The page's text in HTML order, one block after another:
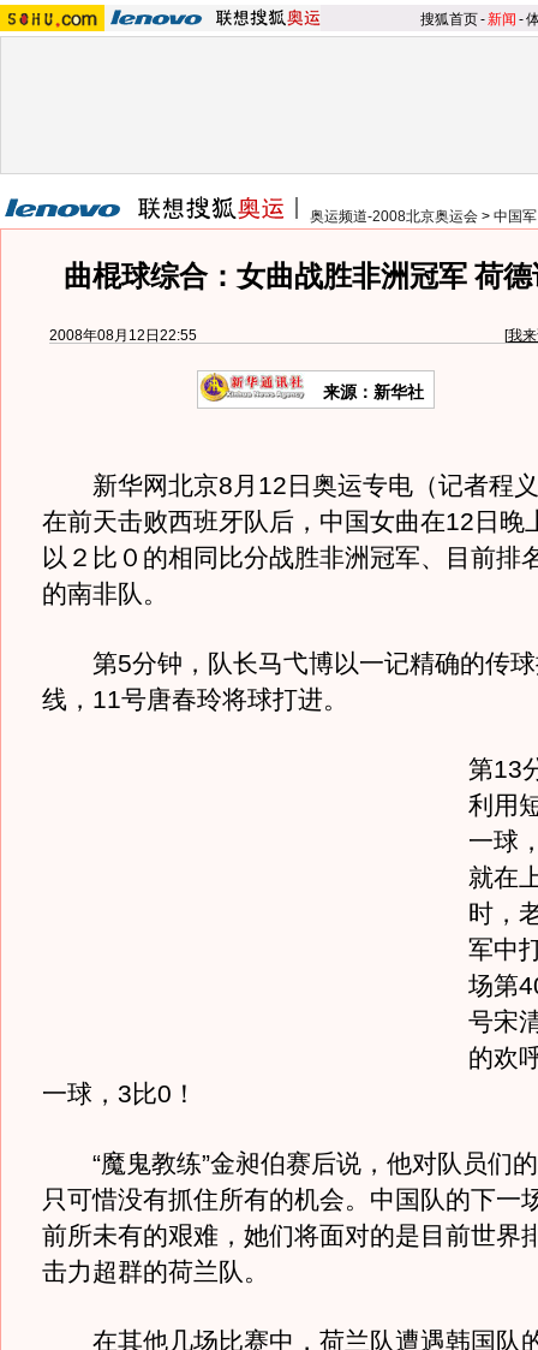
搜狐首页-新闻 -
奥运频道-2008北京奥运会 > 中国
曲棍球综合：女曲战胜非洲冠军 荷
2008年08月12日22:55 [我
来源：新华社
新华网北京8月12日奥运专电（记者程
在前天击败西班牙队后，中国女曲在12日晚
以２比０的相同比分战胜非洲冠军、目前排
的南非队。
第5分钟，队长马弋博以一记精确的传球
线，11号唐春玲将球打进。
第13
利用
一球
就在
时，
军中
场第
号宋
的欢
一球，3比0！
“魔鬼教练”金昶伯赛后说，他对队员们
只可惜没有抓住所有的机会。中国队的下一
前所未有的艰难，她们将面对的是目前世界
击力超群的荷兰队。
在其他几场比赛中，荷兰队遭遇韩国队